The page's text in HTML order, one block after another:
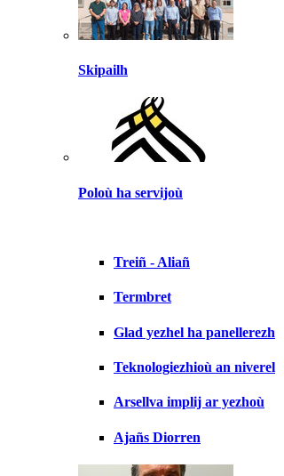
Skipailh
Poloù ha servijoù
Treiñ - Aliañ
Termbret
Glad yezhel ha panellerezh
Teknologiezhioù an niverel
Arsellva implij ar yezhoù
Ajañs Diorren